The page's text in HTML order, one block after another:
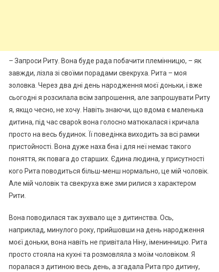
– Запроси Риту. Вона буде рада побачити племінницю, – як
завжди, лізла зі своїми порадами свекруха. Рита – моя
золовка. Через два дні день народження моєї доньки, і вже
сьогодні я розсилала всім запрошення, але запрошувати Риту
я, якщо чесно, не хочу. Навіть знаючи, що вдома є маленька
дитина, під час свароk вона голосно матюкалася і кричала
просто на весь будинок. Її поведінка виходить за всі рамки
пристойності. Вона дуже наха бна і для неї немає такого
поняття, як повага до старших. Єдина людина, у присутності
кого Рита поводиться більш-менш нормально, це мій чоловік.
Але мій чоловік та свекруха вже зми рилися з характером
Рити.
Вона поводилася так зухвало ще з дитинства. Ось,
наприклад, минулого року, прийшовши на день народження
моєї доньки, вона навіть не привітала Ніну, іменинницю. Рита
просто стояла на кухні та розмовляла з моїм чоловіком. Я
поралася з дитиною весь день, а згадала Рита про дитину,